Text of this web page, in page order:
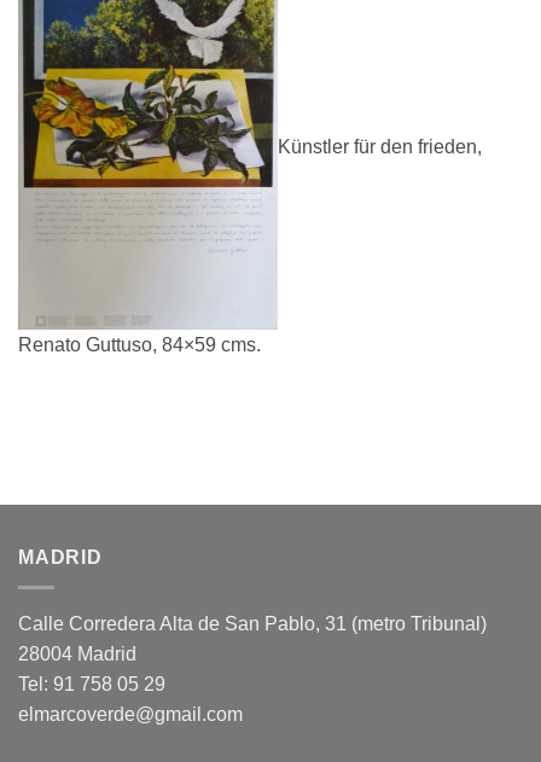
Künstler für den frieden,
Renato Guttuso, 84×59 cms.
MADRID
Calle Corredera Alta de San Pablo, 31 (metro Tribunal)
28004 Madrid
Tel: 91 758 05 29
elmarcoverde@gmail.com